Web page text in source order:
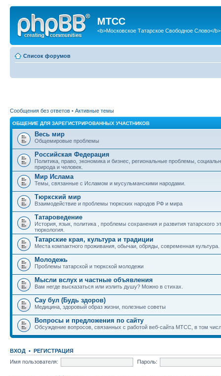
МТСС
<b>Московское Татарское Свободное Слово</b>
Список форумов
Сообщения без ответов • Активные темы
ОБЩЕНИЕ ДЛЯ ЗАРЕГИСТРИРОВАННЫХ УЧАСТНИКОВ
Весь мир
Общемировые проблемы
Российская Федерация
Политика, право, экономика и бизнес, региональные проблемы,
природа и человек.
Мир Ислама
Темы, связанные с Исламом и мусульманскими народами.
Тюркский мир
Взаимодействие и проблемы тюркских народов РФ и мира
Татароведение
История, язык, политика , проблемы сохранения и развития татарского
тюркология.
Татарские края, культура и традиции
Места компактного проживания, обычаи, обряды, современная культура.
Молодежь
Проблемы татарской и тюркской молодежи
Мысли вслух и частные объявления
Вам негде высказаться или излить душу? Можно в стихах.
Сау бул (Будь здоров)
Медицина, здоровый образ жизни, полезные советы
Вопросы и предложения по сайту
Обсуждение вопросов, связанных с работой веб-сайта МТСС, в том
ВХОД • РЕГИСТРАЦИЯ
Имя пользователя:
Пароль: